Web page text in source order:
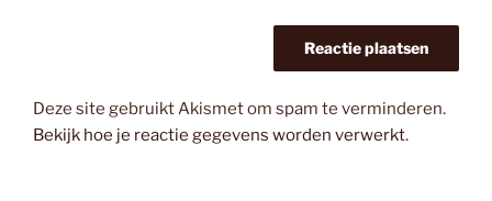
Deze site gebruikt Akismet om spam te verminderen.
Bekijk hoe je reactie gegevens worden verwerkt.